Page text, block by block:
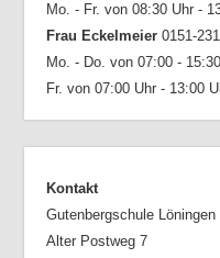
Mo. - Fr. von 08:30 Uhr -
Frau Eckelmeier 0151-
Mo. - Do. von 07:00 -
Fr. von 07:00 Uhr - 13:00
Kontakt
Gutenbergschule Löningen
Alter Postweg 7